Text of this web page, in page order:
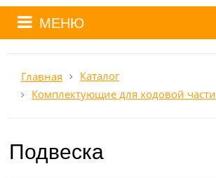
МЕНЮ
Главная
Каталог
Комплектующие для ходовой части
Подвеска